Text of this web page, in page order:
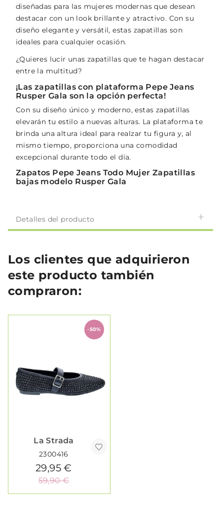
diseñadas para las mujeres modernas que desean
destacar con un look brillante y atractivo. Con su
diseño elegante y versátil, estas zapatillas son
ideales para cualquier ocasión.
¿Quieres lucir unas zapatillas que te hagan destacar
entre la multitud?
¡Las zapatillas con plataforma Pepe Jeans
Rusper Gala son la opción perfecta!
Con su diseño único y moderno, estas zapatillas
elevarán tu estilo a nuevas alturas. La plataforma te
brinda una altura ideal para realzar tu figura y, al
mismo tiempo, proporciona una comodidad
excepcional durante todo el día.
Zapatos Pepe Jeans Todo Mujer Zapatillas
bajas modelo Rusper Gala
Detalles del producto
Los clientes que adquirieron
este producto también
compraron:
-50%
La Strada
2300416
29,95 €
59,90 €